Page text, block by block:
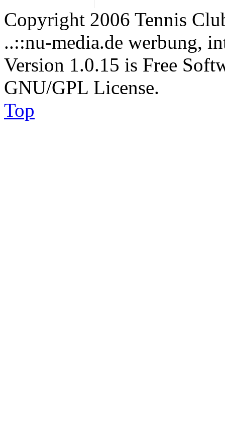
Copyright 2006 Tennis
..::nu-media.de werbung,
Version 1.0.15 is Free
GNU/GPL License.
Top